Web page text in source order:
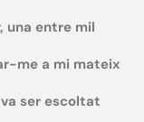
una entre mil
me a mi mateix
ser escoltat